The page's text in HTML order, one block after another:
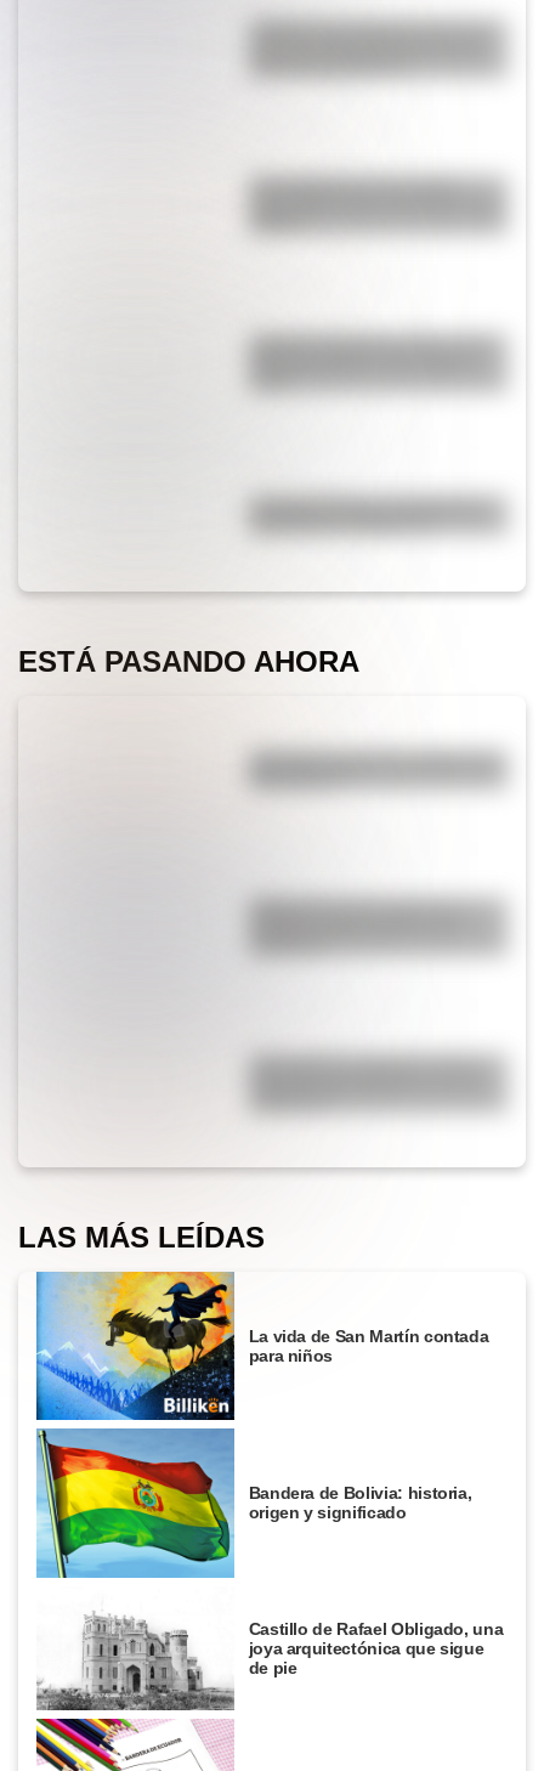
¿Sabías que Argentina tuvo la
alta de Sudamérica?
Una infografía descargable
Andes
¿Cómo era Buenos Aires en la
La historia de los inmigrantes
ESTÁ PASANDO AHORA
¿Por qué cortar una cebolla nos
¿Qué es la Luna, cuál es su
¿Por qué los cordones tienen
extremos?
LAS MÁS LEÍDAS
La vida de San Martín contada
para niños
Bandera de Bolivia: historia,
origen y significado
Castillo de Rafael Obligado, una
joya arquitectónica que sigue
de pie